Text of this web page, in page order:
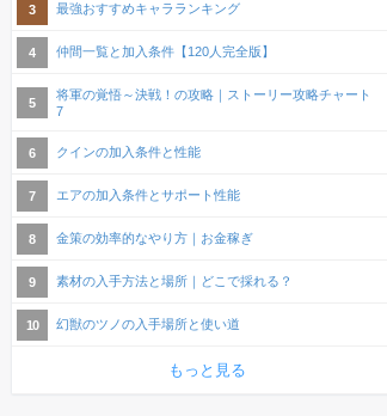
最強おすすめキャラランキング
仲間一覧と加入条件【120人完全版】
将軍の覚悟～決戦！の攻略｜ストーリー攻略チャート
7
クインの加入条件と性能
エアの加入条件とサポート性能
金策の効率的なやり方｜お金稼ぎ
素材の入手方法と場所｜どこで採れる？
幻獣のツノの入手場所と使い道
もっと見る